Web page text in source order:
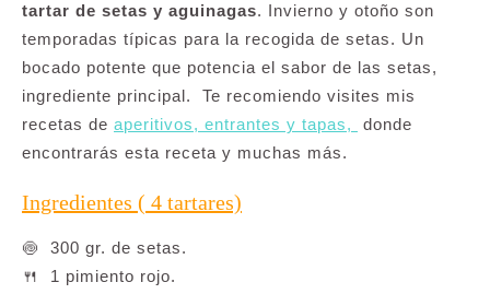
tartar de setas y aguinagas. Invierno y otoño son
temporadas típicas para la recogida de setas. Un
bocado potente que potencia el sabor de las setas,
ingrediente principal. Te recomiendo visites mis
recetas de aperitivos, entrantes y tapas,
donde
encontrarás esta receta y muchas más.
Ingredientes ( 4 tartares)
🍥 300 gr. de setas.
🍴 1 pimiento rojo.